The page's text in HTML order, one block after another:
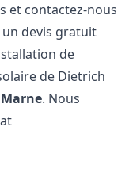
et contactez-nous
devis gratuit
de
de Dietrich
. Nous